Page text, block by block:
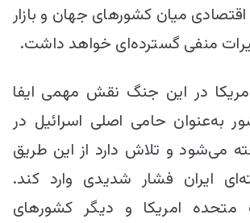
میان کشورهای جهان و بازار
منفی گسترده‌ای خواهد داشت.
در این جنگ نقش مهمی ایفا
به‌عنوان حامی اصلی اسرائیل در
می‌شود و تلاش دارد از این طریق
ایران فشار شدیدی وارد کند.
متحده امریکا و دیگر کشورهای